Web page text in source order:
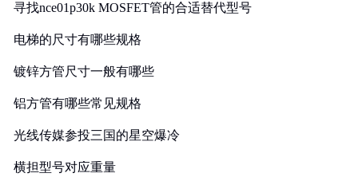
寻找nce01p30k MOSFET管的合适替代型号
电梯的尺寸有哪些规格
镀锌方管尺寸一般有哪些
铝方管有哪些常见规格
光线传媒参投三国的星空爆冷
横担型号对应重量